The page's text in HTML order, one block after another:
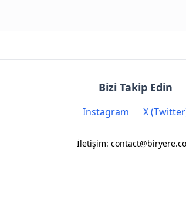
Bizi Takip Edin
Instagram X
İletişim: